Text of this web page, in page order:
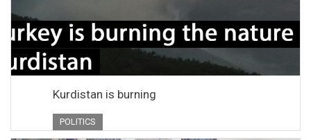
Kurdistan is burning
POLITICS